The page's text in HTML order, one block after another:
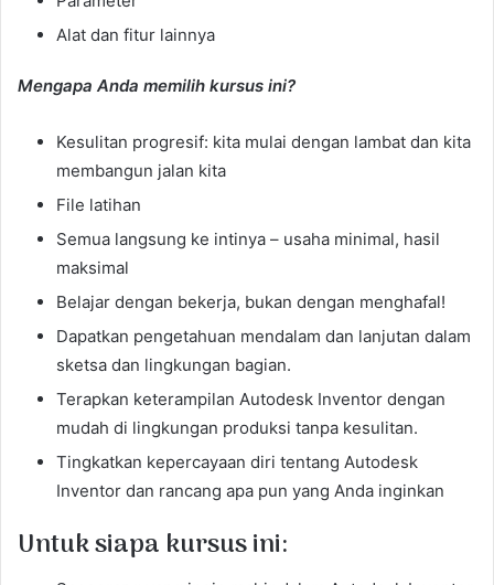
Alat dan fitur lainnya
Mengapa Anda memilih kursus ini?
Kesulitan progresif: kita mulai dengan lambat dan kita
membangun jalan kita
File latihan
Semua langsung ke intinya – usaha minimal, hasil
maksimal
Belajar dengan bekerja, bukan dengan menghafal!
Dapatkan pengetahuan mendalam dan lanjutan dalam
sketsa dan lingkungan bagian.
Terapkan keterampilan Autodesk Inventor dengan
mudah di lingkungan produksi tanpa kesulitan.
Tingkatkan kepercayaan diri tentang Autodesk
Inventor dan rancang apa pun yang Anda inginkan
Untuk siapa kursus ini: